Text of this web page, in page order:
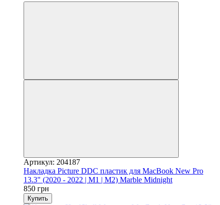
Артикул: 204187
Накладка Picture DDC пластик для MacBook New Pro
13.3" (2020 - 2022 | M1 | M2) Marble Midnight
850 грн
Купить